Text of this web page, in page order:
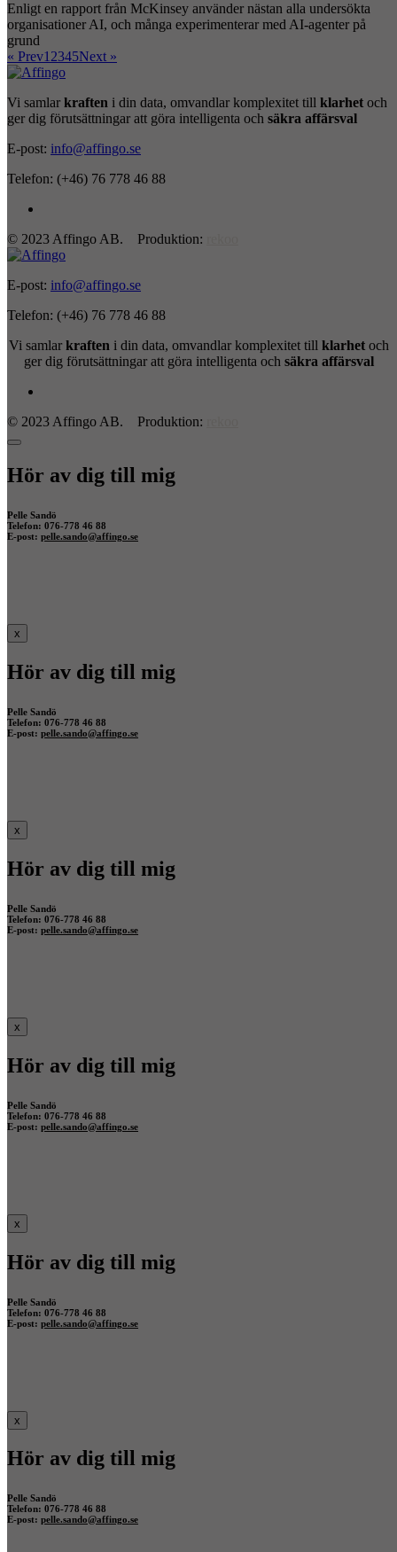
Enligt en rapport från McKinsey använder nästan alla undersökta
organisationer AI, och många experimenterar med AI-agenter på
grund
« Prev1 2345Next »
Vi samlar kraften i din data, omvandlar komplexitet till klarhet och
ger dig förutsättningar att göra intelligenta och säkra affärsval
E-post: info@affingo.se
Telefon: (+46) 76 778 46 88
© 2023 Affingo AB. Produktion:
E-post: info@affingo.se
Telefon: (+46) 76 778 46 88
Vi samlar kraften i din data, omvandlar komplexitet till klarhetoch
ger dig förutsättningar att göra intelligenta och säkra affärsval
© 2023 Affingo AB. Produktion:
Hör av dig till mig
Pelle Sandö
Telefon: 076-778 46 88
E-post: pelle.sando@affingo.se
x
Hör av dig till mig
Pelle Sandö
Telefon: 076-778 46 88
E-post: pelle.sando@affingo.se
x
Hör av dig till mig
Pelle Sandö
Telefon: 076-778 46 88
E-post: pelle.sando@affingo.se
x
Hör av dig till mig
Pelle Sandö
Telefon: 076-778 46 88
E-post: pelle.sando@affingo.se
x
Hör av dig till mig
Pelle Sandö
Telefon: 076-778 46 88
E-post: pelle.sando@affingo.se
x
Hör av dig till mig
Pelle Sandö
Telefon: 076-778 46 88
E-post: pelle.sando@affingo.se